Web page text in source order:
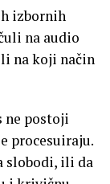
izbornih
na audio
na koji način
ne postoji
procesuiraju.
slobodi, ili da